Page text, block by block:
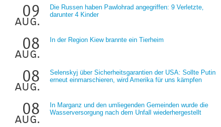
09
aug.
Die Russen haben Pawlohrad angegriffen: 9 Verletzte,
darunter 4 Kinder
08
aug.
In der Region Kiew brannte ein Tierheim
08
aug.
Selenskyj über Sicherheitsgarantien der USA: Sollte Putin
erneut einmarschieren, wird Amerika für uns kämpfen
08
aug.
In Marganz und den umliegenden Gemeinden wurde die
Wasserversorgung nach dem Unfall wiederhergestellt